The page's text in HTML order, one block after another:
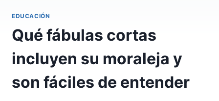
EDUCACIÓN
Qué fábulas cortas
incluyen su moraleja y
son fáciles de entender